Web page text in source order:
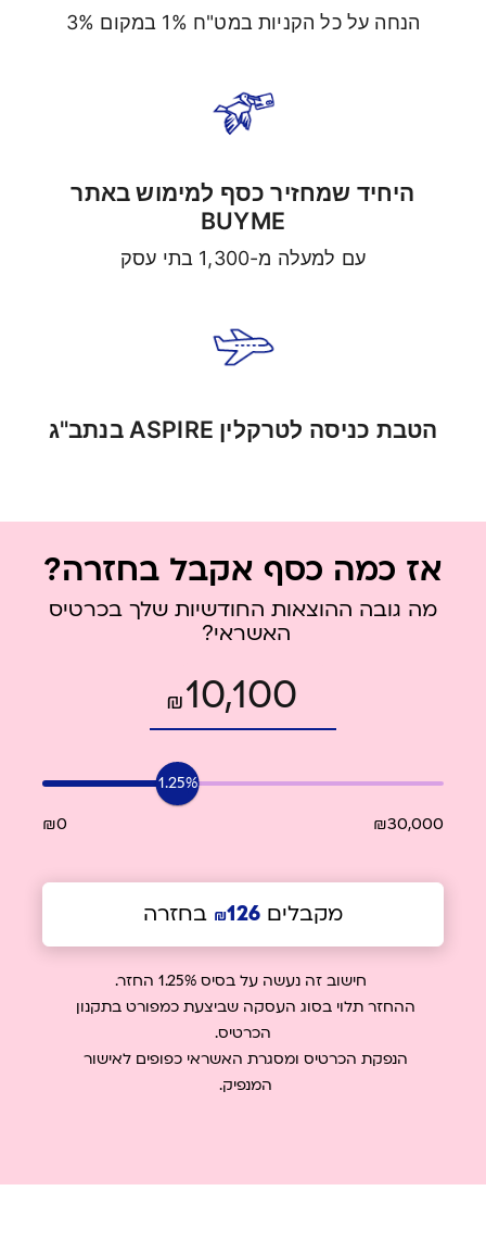
הנחה על כל הקניות במט"ח 1% במקום 3%
היחיד שמחזיר כסף למימוש באתר
BUYME
עם למעלה מ-1,300 בתי עסק
הטבת כניסה לטרקלין ASPIRE בנתב"ג